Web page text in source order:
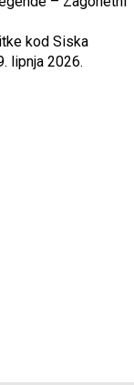
kod Siska
lipnja 2026.